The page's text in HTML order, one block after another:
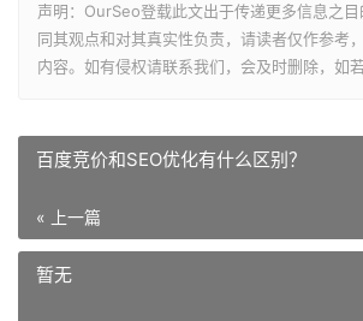
声明：OurSeo登载此文出于传递更多信息之
同其观点和对其真实性负责，请读者仅作参考
内容。如有侵权请联系我们，会及时删除，如
百度竞价和SEO优化有什么区别？
« 上一篇
暂无